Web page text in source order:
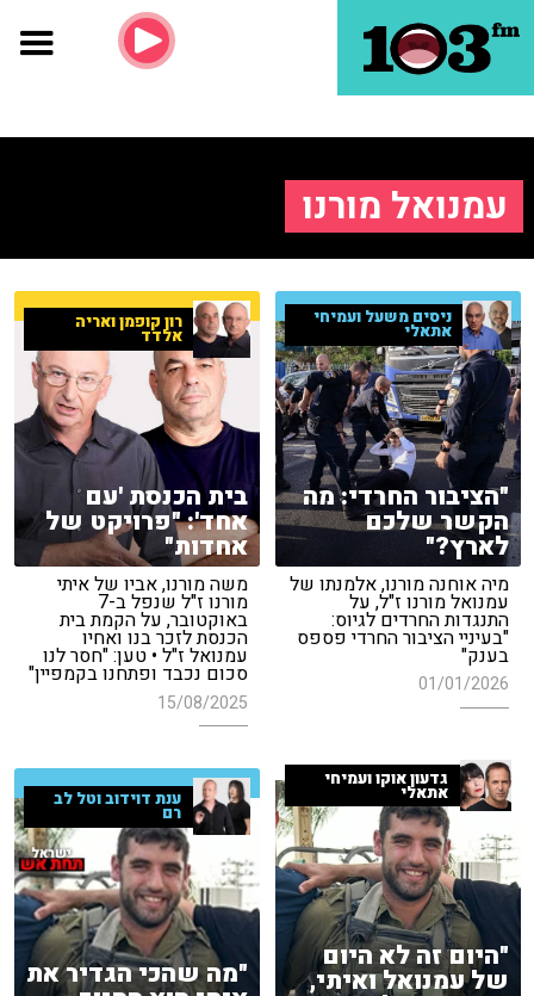
עמנואל מורנו
ניסים משעל ועמיחי
אתאלי
"הציבור החרדי: מה
הקשר שלכם
לארץ?"
מיה אוחנה מורנו, אלמנתו של
עמנואל מורנו ז"ל, על
התנגדות החרדים לגיוס:
"בעיניי הציבור החרדי פספס
בענק"
01/01/2026
רון קופמן ואריה
אלדד
בית הכנסת 'עם
אחד': "פרויקט של
אחדות"
משה מורנו, אביו של איתי
מורנו ז"ל שנפל ב-7
באוקטובר, על הקמת בית
הכנסת לזכר בנו ואחיו
עמנואל ז"ל • טען: "חסר לנו
סכום נכבד ופתחנו בקמפיין"
15/08/2025
גדעון אוקו ועמיחי
אתאלי
"היום זה לא היום
של עמנואל ואיתי,
ענת דוידוב וטל לב
רם
"מה שהכי הגדיר את